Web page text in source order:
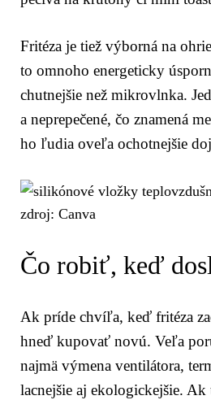
Fritéza je tiež výborná na
to omnoho energeticky
chutnejšie než mikrovlnka.
a neprepečené, čo znamená
ho ľudia oveľa ochotnejšie
zdroj: Canva
Čo robiť, keď
Ak príde chvíľa, keď fritéza
hneď kupovať novú. Veľa
najmä výmena ventilátora,
lacnejšie aj ekologickejšie. Ak